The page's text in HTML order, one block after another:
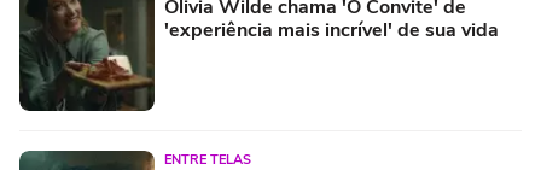
Olivia Wilde chama 'O Convite' de
'experiência mais incrível' de sua vida
ENTRE TELAS